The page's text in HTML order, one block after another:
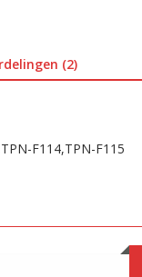
(2)
F114,TPN-F115